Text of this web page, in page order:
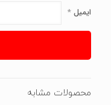
ایمیل*
محصولات مشابه